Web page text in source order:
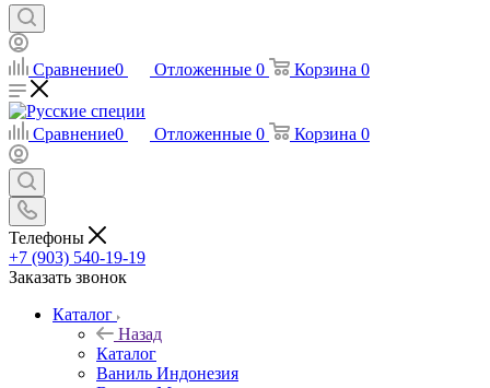
Сравнение0 Отложенные 0 Корзина 0
Сравнение0 Отложенные 0 Корзина 0
Телефоны
+7 (903) 540-19-19
Заказать звонок
Каталог
Назад
Каталог
Ваниль Индонезия